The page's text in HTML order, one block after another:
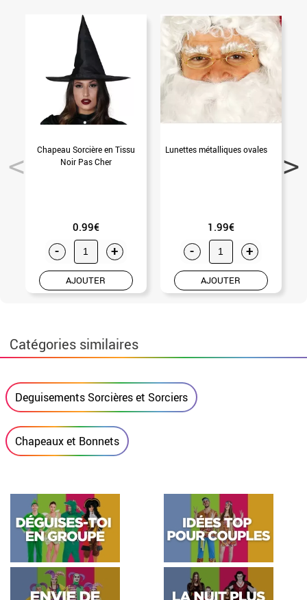
Chapeau Sorcière en Tissu
Noir Pas Cher
0.99€
- +
AJOUTER
Lunettes métalliques ovales
1.99€
- +
AJOUTER
Catégories similaires
Deguisements Sorcières et Sorciers
Chapeaux et Bonnets